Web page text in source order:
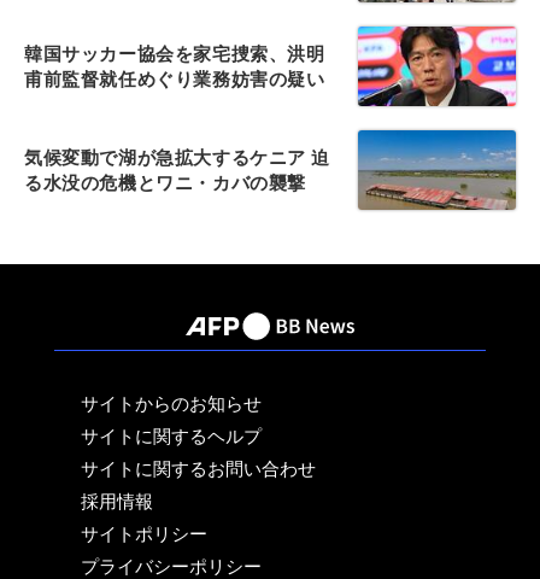
韓国サッカー協会を家宅捜索、洪明
甫前監督就任めぐり業務妨害の疑い
気候変動で湖が急拡大するケニア 迫
る水没の危機とワニ・カバの襲撃
サイトからのお知らせ
サイトに関するヘルプ
サイトに関するお問い合わせ
採用情報
サイトポリシー
プライバシーポリシー